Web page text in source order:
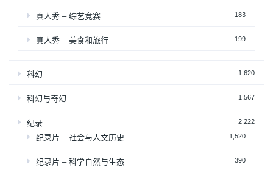
真人秀 – 综艺竞赛 183
真人秀 – 美食和旅行 199
科幻 1,620
科幻与奇幻 1,567
纪录 2,222
纪录片 – 社会与人文历史 1,520
纪录片 – 科学自然与生态 390